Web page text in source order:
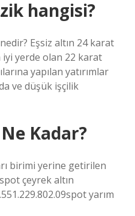
hangisi?
Eşsiz altın 24 karat
iyi yerde olan 22 karat
yapılan yatırımlar
ve düşük işçilik
Kadar?
birimi yerine getirilen
çeyrek altın
yarım